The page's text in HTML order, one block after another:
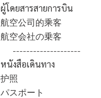
ผู้โดยสารสายการบิน
航空公司的乘客
航空会社の乗客
--------------------
หนังสือเดินทาง
护照
パスポート